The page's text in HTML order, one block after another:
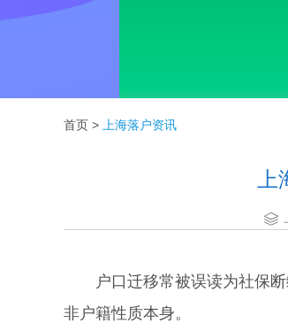
首页 > 上海落户资讯
户口迁移常被误读为社保断
非户籍性质本身。